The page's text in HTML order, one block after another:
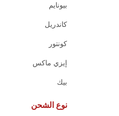
بيونايم
كاندريل
كونتور
إيزي ماكس
بيك
نوع الشحن